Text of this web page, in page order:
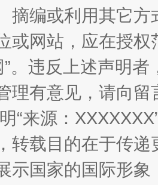
摘编或利用其它
或网站，应在授
”。违反上述声明
理有意见，请向
“来源：
转载目的在于传
示国家的国际形